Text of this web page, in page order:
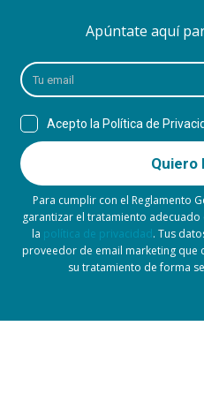
Apúntate aquí
Para cumplir con el Reglamento
garantizar el tratamiento
la política de privacidad. Tus
proveedor de email marketing que
su tratamiento de forma